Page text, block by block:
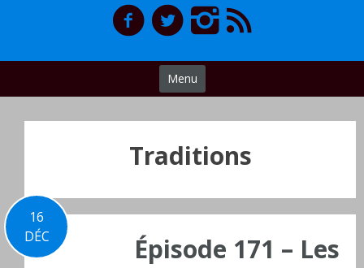
Menu
Traditions
16
DÉC
Épisode 171 – Les